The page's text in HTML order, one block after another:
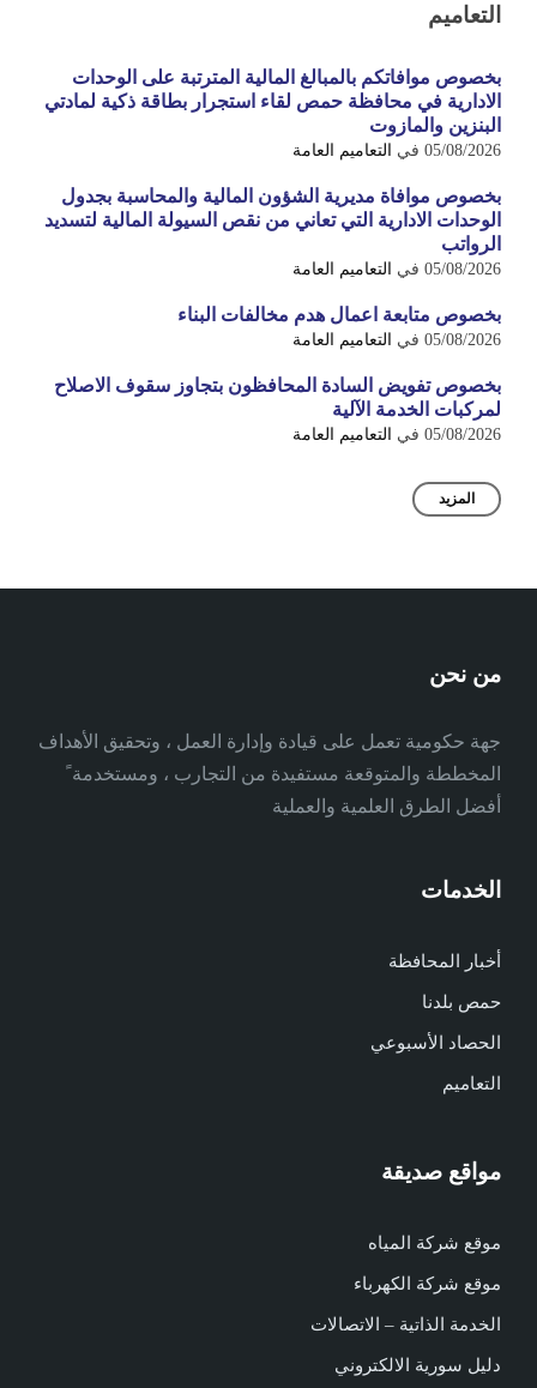
التعاميم
بخصوص موافاتكم بالمبالغ المالية المترتبة على الوحدات
الادارية في محافظة حمص لقاء استجرار بطاقة ذكية لمادتي
البنزين والمازوت
05/08/2026 في التعاميم العامة
بخصوص موافاة مديرية الشؤون المالية والمحاسبة بجدول
الوحدات الادارية التي تعاني من نقص السيولة المالية لتسديد
الرواتب
05/08/2026 في التعاميم العامة
بخصوص متابعة اعمال هدم مخالفات البناء
05/08/2026 في التعاميم العامة
بخصوص تفويض السادة المحافظون بتجاوز سقوف الاصلاح
لمركبات الخدمة الآلية
05/08/2026 في التعاميم العامة
المزيد
من نحن
جهة حكومية تعمل على قيادة وإدارة العمل ، وتحقيق الأهداف
المخططة والمتوقعة مستفيدة من التجارب ، ومستخدمة ً
أفضل الطرق العلمية والعملية
الخدمات
أخبار المحافظة
حمص بلدنا
الحصاد الأسبوعي
التعاميم
مواقع صديقة
موقع شركة المياه
موقع شركة الكهرباء
الخدمة الذاتية – الاتصالات
دليل سورية الالكتروني